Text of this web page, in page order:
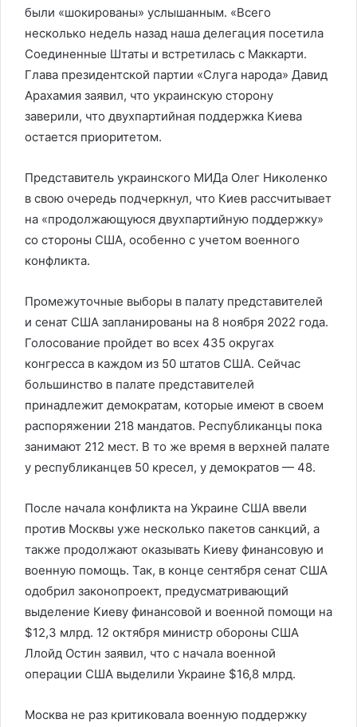
были «шокированы» услышанным. «Всего
несколько недель назад наша делегация посетила
Соединенные Штаты и встретилась с Маккарти.
Глава президентской партии «Слуга народа» Давид
Арахамия заявил, что украинскую сторону
заверили, что двухпартийная поддержка Киева
остается приоритетом.
Представитель украинского МИДа Олег Николенко
в свою очередь подчеркнул, что Киев рассчитывает
на «продолжающуюся двухпартийную поддержку»
со стороны США, особенно с учетом военного
конфликта.
Промежуточные выборы в палату представителей
и сенат США запланированы на 8 ноября 2022 года.
Голосование пройдет во всех 435 округах
конгресса в каждом из 50 штатов США. Сейчас
большинство в палате представителей
принадлежит демократам, которые имеют в своем
распоряжении 218 мандатов. Республиканцы пока
занимают 212 мест. В то же время в верхней палате
у республиканцев 50 кресел, у демократов — 48.
После начала конфликта на Украине США ввели
против Москвы уже несколько пакетов санкций, а
также продолжают оказывать Киеву финансовую и
военную помощь. Так, в конце сентября сенат США
одобрил законопроект, предусматривающий
выделение Киеву финансовой и военной помощи на
$12,3 млрд. 12 октября министр обороны США
Ллойд Остин заявил, что с начала военной
операции США выделили Украине $16,8 млрд.
Москва не раз критиковала военную поддержку